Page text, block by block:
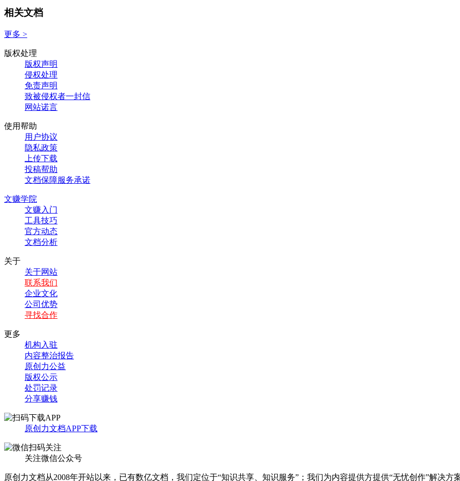
相关文档
更多 >
版权处理
版权声明
侵权处理
免责声明
致被侵权者一封信
网站诺言
使用帮助
用户协议
隐私政策
上传下载
投稿帮助
文档保障服务承诺
文赚学院
文赚入门
工具技巧
官方动态
文档分析
关于
关于网站
联系我们
企业文化
公司优势
寻找合作
更多
机构入驻
内容整治报告
原创力公益
版权公示
处罚记录
分享赚钱
原创力文档APP下载
关注微信公众号
原创力文档从2008年开站以来，已有数亿文档，我们定位于“知识共享、知识服务”；我们为内容提供方提供“无忧创作”解决